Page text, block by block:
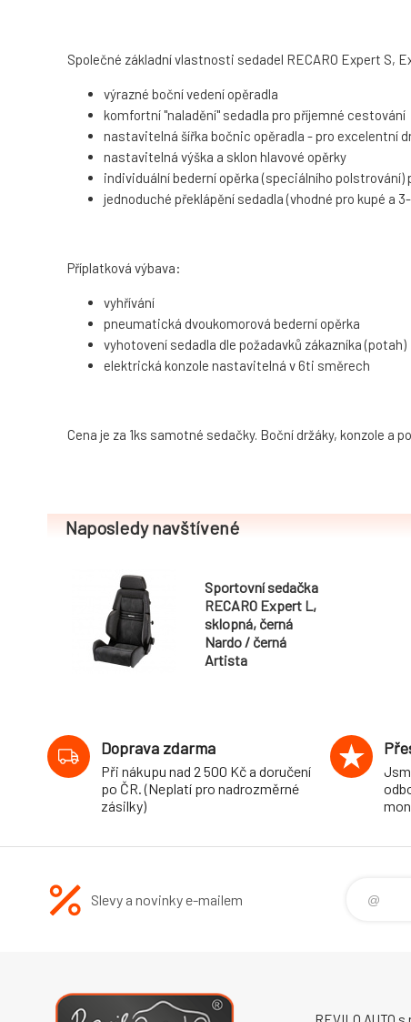
Společné základní vlastnosti sedadel RECARO Expert S,
výrazné boční vedení opěradla
komfortní "naladění" sedadla pro příjemné cestování
nastavitelná šířka bočnic opěradla - pro excelentní
nastavitelná výška a sklon hlavové opěrky
individuální bederní opěrka (speciálního
jednoduché překlápění sedadla (vhodné pro kupé a
Příplatková výbava:
vyhřívání
pneumatická dvoukomorová bederní opěrka
vyhotovení sedadla dle požadavků zákazníka (potah)
elektrická konzole nastavitelná v 6ti směrech
Cena je za 1ks samotné sedačky. Boční držáky, konzole a
Naposledy navštívené
Sportovní sedačka
RECARO Expert L,
sklopná, černá
Nardo / černá
Artista
Doprava zdarma
Při nákupu nad 2 500 Kč a doručení
po ČR. (Neplatí pro nadrozměrné
zásilky)
Slevy a novinky e-mailem